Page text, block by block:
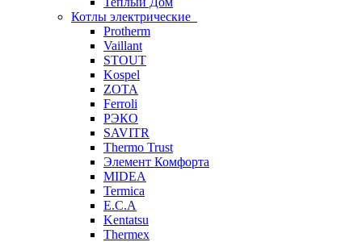
Котлы электрические
Protherm
Vaillant
STOUT
Kospel
ZOTA
Ferroli
РЭКО
SAVITR
Thermo Trust
Элемент Комфорта
MIDEA
Termica
E.C.A
Kentatsu
Thermex